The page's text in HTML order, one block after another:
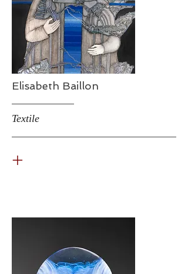
Elisabeth Baillon
Textile
+